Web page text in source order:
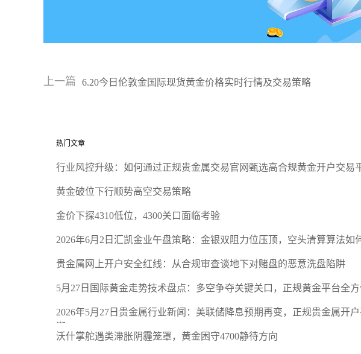
上一篇 6.20今日伦敦金国际现货黄金价格实时行情及交易策略
热门文章
行业风控升级：如何通过正规贵金属交易官网甄选高合规黄金开户交易
黄金破位下行顺势高空交易策略
金价下探4310低位，4300关口面临考验
2026年6月2日汇凯金业午盘策略：金银双阻力位压顶，空头清算算法如
贵金属网上开户安全红线：从合规审查谈地下对赌盘的恶意洗盘陷阱
5月27日国际黄金走势技术盘点：多空争夺关键关口，正规黄金平台全
2026年5月27日贵金属行业新闻：美联储降息预期再变，正规贵金属开
潮
沃什掌舵遇类滞胀阴霾笼罩，黄金困守4700静待方向